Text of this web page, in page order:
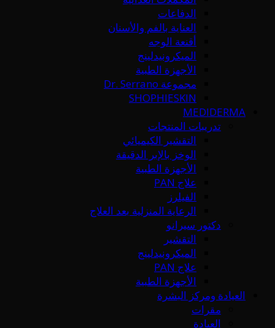
الدفاعات
العناية بالفم والأسنان
أقنعة الوجه
الميكرونيدلينج
الأجهزة الطبية
مجموعة Dr. Serrano
SHOPHIESKIN
MEDIDERMA
تدريبات المنتجات
التقشير الكيميائي
الوخز بالإبر الدقيقة
الأجهزة الطبية
علاج PAN
الفيلرز
الرعاية المنزلية بعد العلاج
دكتور سيرانو
التقشير
الميكرونيدلينج
علاج PAN
الأجهزة الطبية
العيادة ومركز البشرة
مقرات
العيادة